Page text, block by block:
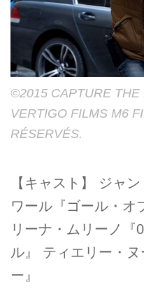
©2015 CAPTURE THE
VERTIGO FILMS M6
RÉSERVÉS.
【キャスト】 ジャ
ワール『ゴール・オ
リーナ・ムリーノ『
ル』 ティエリー・
ー』